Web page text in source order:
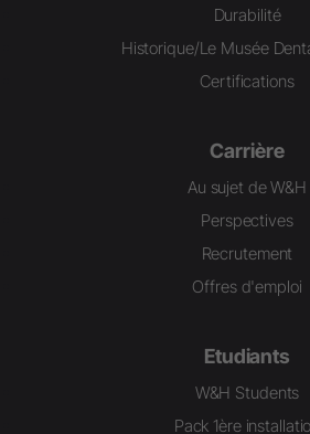
Durabilité
Historique/Le Musée
Certifications
Carrière
Au sujet de W&H
Perspectives
Recrutement
Offres d'emploi
Etudiants
W&H Students
Pack 1ère